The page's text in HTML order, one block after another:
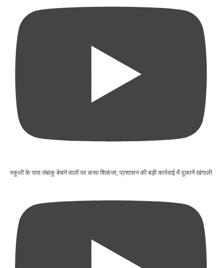
स्कूलों के पास तंबाकू बेचने वालों पर कसा शिकंजा, प्रशासन की बड़ी कार्रवाई में दुकानें खंगाली